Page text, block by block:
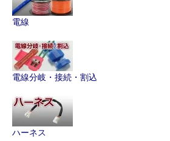
電線
電線分岐・接続・割込
ハーネス